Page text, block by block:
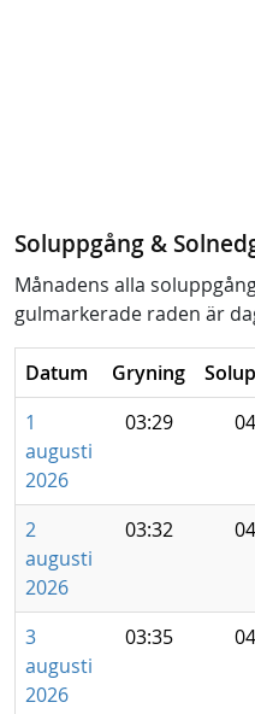
Soluppgång &
Månadens alla
gulmarkerade raden är
Datum Gryning
1
augusti
2026
03:29
2
augusti
2026
03:32
3
augusti
2026
03:35